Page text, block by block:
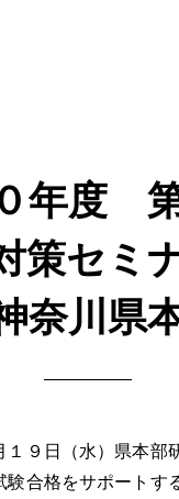
年度
策セミ
奈川県本
９日（水）県本部
験合格をサポートす